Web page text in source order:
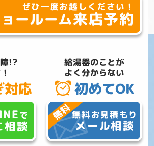
!?
対応
で
相談
給湯器のことが
よく分からない
初めてOK
無料お見積もり
メール相談
ぜひ一度お越しください！
ールーム来店予約